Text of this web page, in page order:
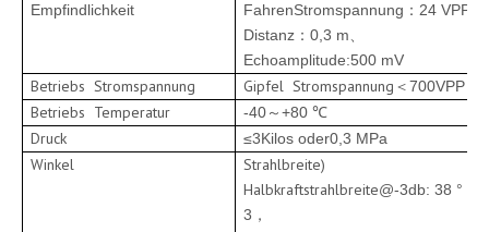
Empfindlichkeit
FahrenStromspannung ： 24 VPP
Distanz ： 0,3 m、
Echoamplitude:500 mV
Betriebs Stromspannung Gipfel Stromspannung ＜700VPP
Betriebs Temperatur -40 ～ +80 ℃
Druck ≤3Kilos oder0,3 MPa
Winkel Strahlbreite)
Halbkraftstrahlbreite@-3db: 38 ° ±
3 ，